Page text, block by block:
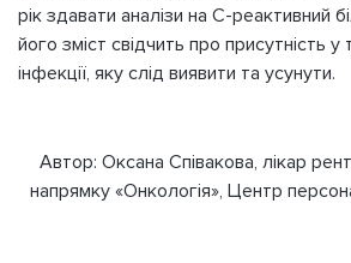
рік здавати аналізи на С-реактивний
його зміст свідчить про присутність у
інфекції, яку слід виявити та усунути.
Автор: Оксана Співакова, лікар
напрямку «Онкологія», Центр